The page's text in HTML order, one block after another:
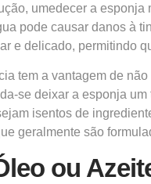
umedecer a
pode causar danos à
e delicado, permitindo
tem a vantagem de
se deixar a esponja
isentos de
geralmente são
ou